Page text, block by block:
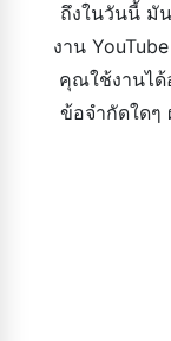
ถึงในวันนี้ มั
งาน
คุณใช้งานได้
ข้อจำกัดใดๆ